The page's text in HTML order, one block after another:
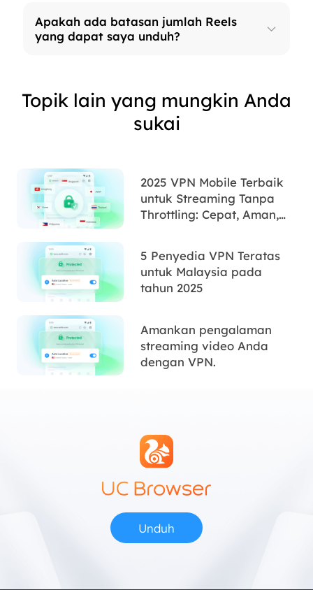
Apakah ada batasan jumlah Reels
yang dapat saya unduh?
Topik lain yang mungkin Anda
sukai
2025 VPN Mobile Terbaik
untuk Streaming Tanpa
Throttling: Cepat, Aman,
5 Penyedia VPN Teratas
untuk Malaysia pada
tahun 2025
Amankan pengalaman
streaming video Anda
dengan VPN.
Unduh